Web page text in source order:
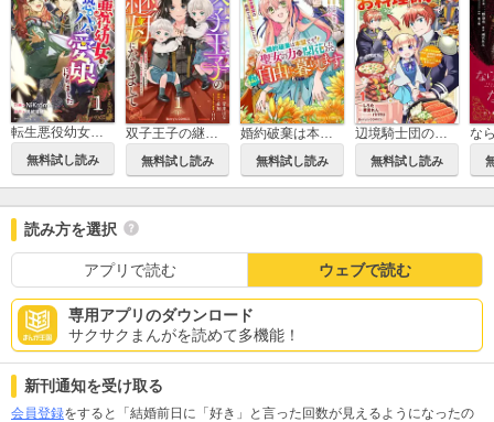
転生悪役幼女は最恐パパの愛娘になりました
無料試し読み
双子王子の継母になりまして～嫌われ悪女ですが、そんなことより義息子たちが可愛すぎて困ります～
無料試し読み
婚約破棄は本望です！聖女の力が開花したので私は自由に暮らします～本物の聖女は義姉ではなく私でした～
無料試し読み
辺境騎士団のお料理係！～捨てられ幼女ですが、過保護な家族に拾われて美味しいごはんを作ります～
無料試し読み
読み方を選択
アプリで読む ウェブで読む
専用アプリのダウンロード
サクサクまんがを読めて多機能！
新刊通知を受け取る
会員登録をすると「結婚前日に「好き」と言った回数が見えるようになったの